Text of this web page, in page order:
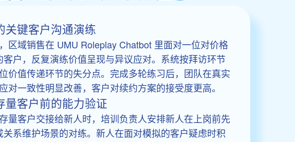
关键客户沟通演练
区域销售在 UMU Roleplay Chatbot 里面对一位对价格
户，反复演练价值呈现与异议应对。系统按拜访环节
价值传递环节的失分点。完成多轮练习后，团队在真实
对一致性明显改善，客户对续约方案的接受度更高。
量客户前的能力验证
量客户交接给新人时，培训负责人安排新人在上岗前先
关系维护场景的对练。新人在面对模拟的客户疑虑时积